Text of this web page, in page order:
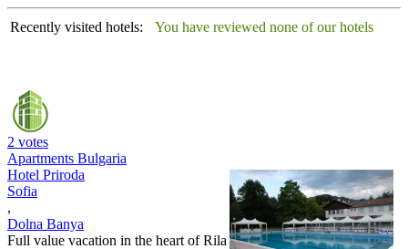
Recently visited hotels: You have reviewed none of our hotels
2 votes
Apartments Bulgaria
Hotel Priroda
Sofia
,
Dolna Banya
Full value vacation in the heart of Rila